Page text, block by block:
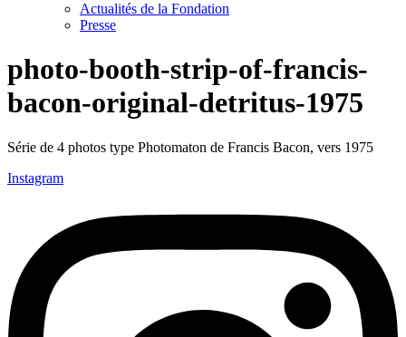
Actualités de la Fondation
Presse
photo-booth-strip-of-francis-
bacon-original-detritus-1975
Série de 4 photos type Photomaton de Francis Bacon, vers 1975
Instagram